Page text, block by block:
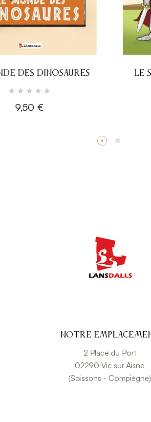
DES DINOSAURES
9,50 €
LE
Notre
2 Place du Port
02290 Vic sur Aisne
(Soissons - Compiègne)